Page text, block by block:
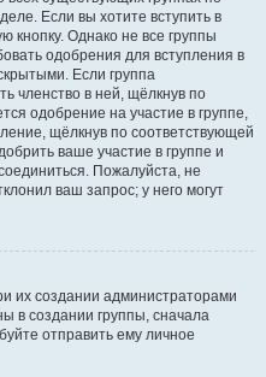
Если вы хотите вступить в
кнопку. Однако не все группы
одобрения для вступления в
Если группа
членство в ней, щёлкнув по
одобрение на участие в группе,
щёлкнув по соответствующей
ваше участие в группе и
Пожалуйста, не
ваш запрос; у него могут
их создании администраторами
в создании группы, сначала
отправить ему личное